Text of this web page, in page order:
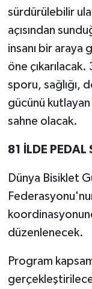
sürdürülebilir
açısından
insanı bir araya
öne
sporu, sağlığı,
gücünü
sahne olacak.
81 İLDE PEDAL
Dünya Bisiklet
düzenlenecek.
Program